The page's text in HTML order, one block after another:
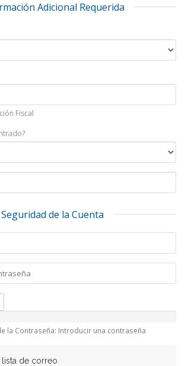
Adicional Requerida
Fiscal
Seguridad de la Cuenta
la Contraseña: Introducir una contraseña
lista de correo